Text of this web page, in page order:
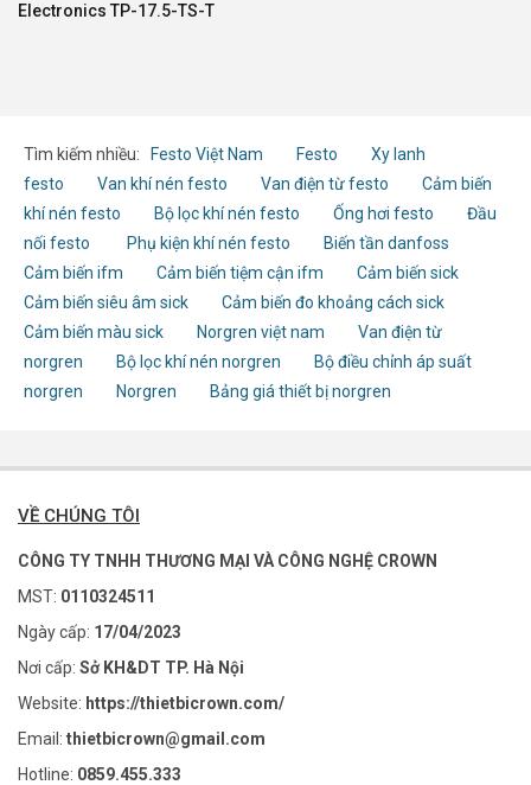
Electronics TP-17.5-TS-T
Tìm kiếm nhiều: Festo Việt Nam Festo
Xy lanh
festo
Van khí nén festo Van điện từ festo
Cảm biến
khí nén festo
Bộ lọc khí nén festo Ống hơi festo
Đầu
nối festo
Phụ kiện khí nén festo
Biến tần danfoss
Cảm biến ifm
Cảm biến tiệm cận ifm
Cảm biến sick
Cảm biến siêu âm sick
Cảm biến đo khoảng cách sick
Cảm biến màu sick
Norgren việt nam
Van điện từ
norgren
Bộ lọc khí nén norgren
Bộ điều chỉnh áp suất
norgren
Norgren Bảng giá thiết bị norgren
VỀ CHÚNG TÔI
CÔNG TY TNHH THƯƠNG MẠI VÀ CÔNG NGHỆ CROWN
MST: 0110324511
Ngày cấp: 17/04/2023
Nơi cấp: Sở KH&DT TP. Hà Nội
Website: https://thietbicrown.com/
Email: thietbicrown@gmail.com
Hotline: 0859.455.333